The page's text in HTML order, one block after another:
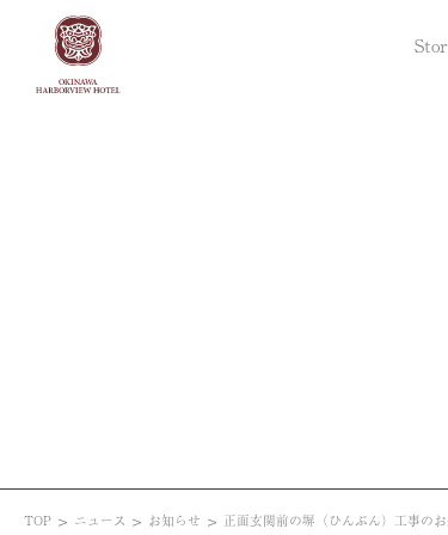
TOP ニュース お知らせ 正面玄関前の塀（ひんぷん）工事の